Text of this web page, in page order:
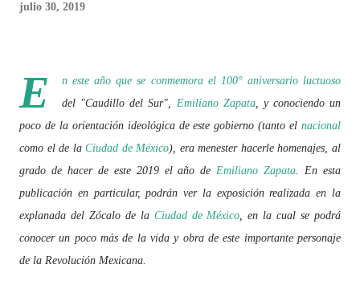
julio 30, 2019
E
n este año que se conmemora el 100° aniversario luctuoso
del "Caudillo del Sur", Emiliano Zapata, y conociendo un
poco de la orientación ideológica de este gobierno (tanto el nacional
como el de laCiudad de México), era menester hacerle homenajes, al
grado de hacer de este 2019 el año deEmiliano Zapata. En esta
publicación en particular, podrán ver la exposición realizada en la
explanada del Zócalo de la Ciudad de México, en la cual se podrá
conocer un poco más de la vida y obra de este importante personaje
de la Revolución Mexicana.